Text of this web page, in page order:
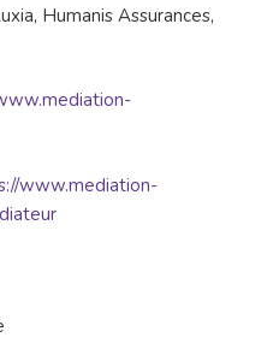
Humanis Assurances,
www.mediation-